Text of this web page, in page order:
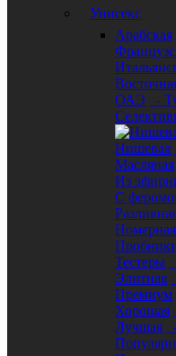
Унисекс
Арабская
ОАЭ
-
Нишевая
Масляная
Из
С
Номерная
Тестеры
Элитная
Премиум
Хорошая
Лучшая